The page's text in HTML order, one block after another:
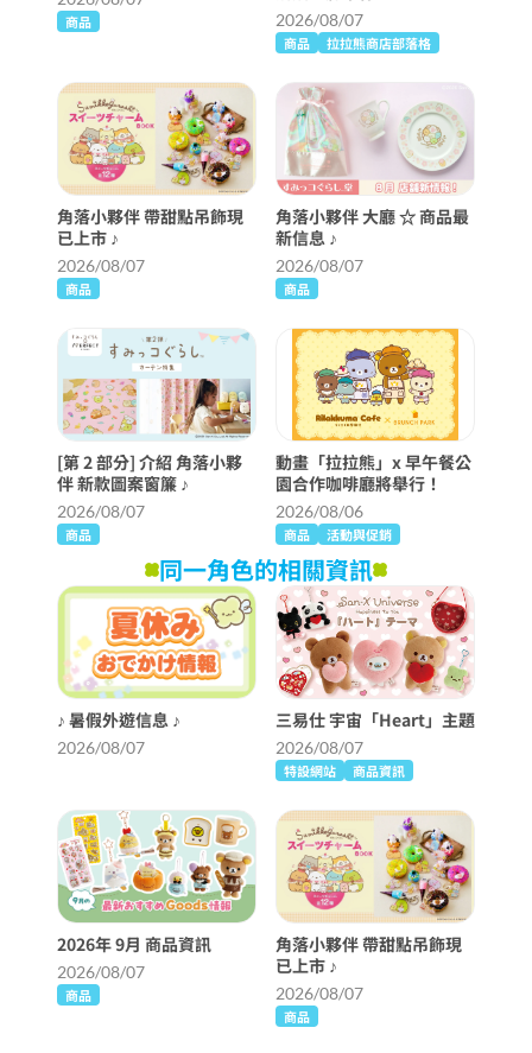
商品 2026/08/07
商品 拉拉熊商店部落格
角落小夥伴 帶甜點吊飾現
已上市 ♪
2026/08/07
商品
角落小夥伴 大廳 ☆ 商品最
新信息 ♪
2026/08/07
商品
[第 2 部分] 介紹 角落小夥
伴 新款圖案窗簾 ♪
2026/08/07
商品
動畫「拉拉熊」x 早午餐公
園合作咖啡廳將舉行！
2026/08/06
商品 活動與促銷
同一角色的相關資訊
♪ 暑假外遊信息 ♪
2026/08/07
三易仕 宇宙「Heart」主題
2026/08/07
特設網站 商品資訊
2026年 9月 商品資訊
2026/08/07
商品
角落小夥伴 帶甜點吊飾現
已上市 ♪
2026/08/07
商品